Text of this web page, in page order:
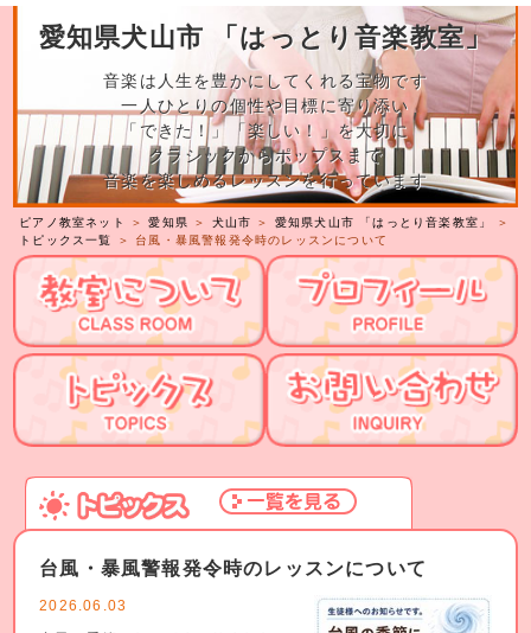
愛知県犬山市 「はっとり音楽教室」
音楽は人生を豊かにしてくれる宝物です
一人ひとりの個性や目標に寄り添い
「できた！」「楽しい！」を大切に
クラシックからポップスまで
音楽を楽しめるレッスンを行っています
ピアノ教室ネット ＞愛知県 ＞ 犬山市 ＞ 愛知県犬山市 「はっとり音楽教室」
＞
トピックス一覧
＞ 台風・暴風警報発令時のレッスンについて
台風・暴風警報発令時のレッスンについて
2026.06.03